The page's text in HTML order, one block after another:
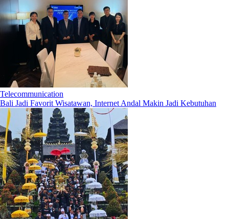
Telecommunication
Bali Jadi Favorit Wisatawan, Internet Andal Makin Jadi Kebutuhan